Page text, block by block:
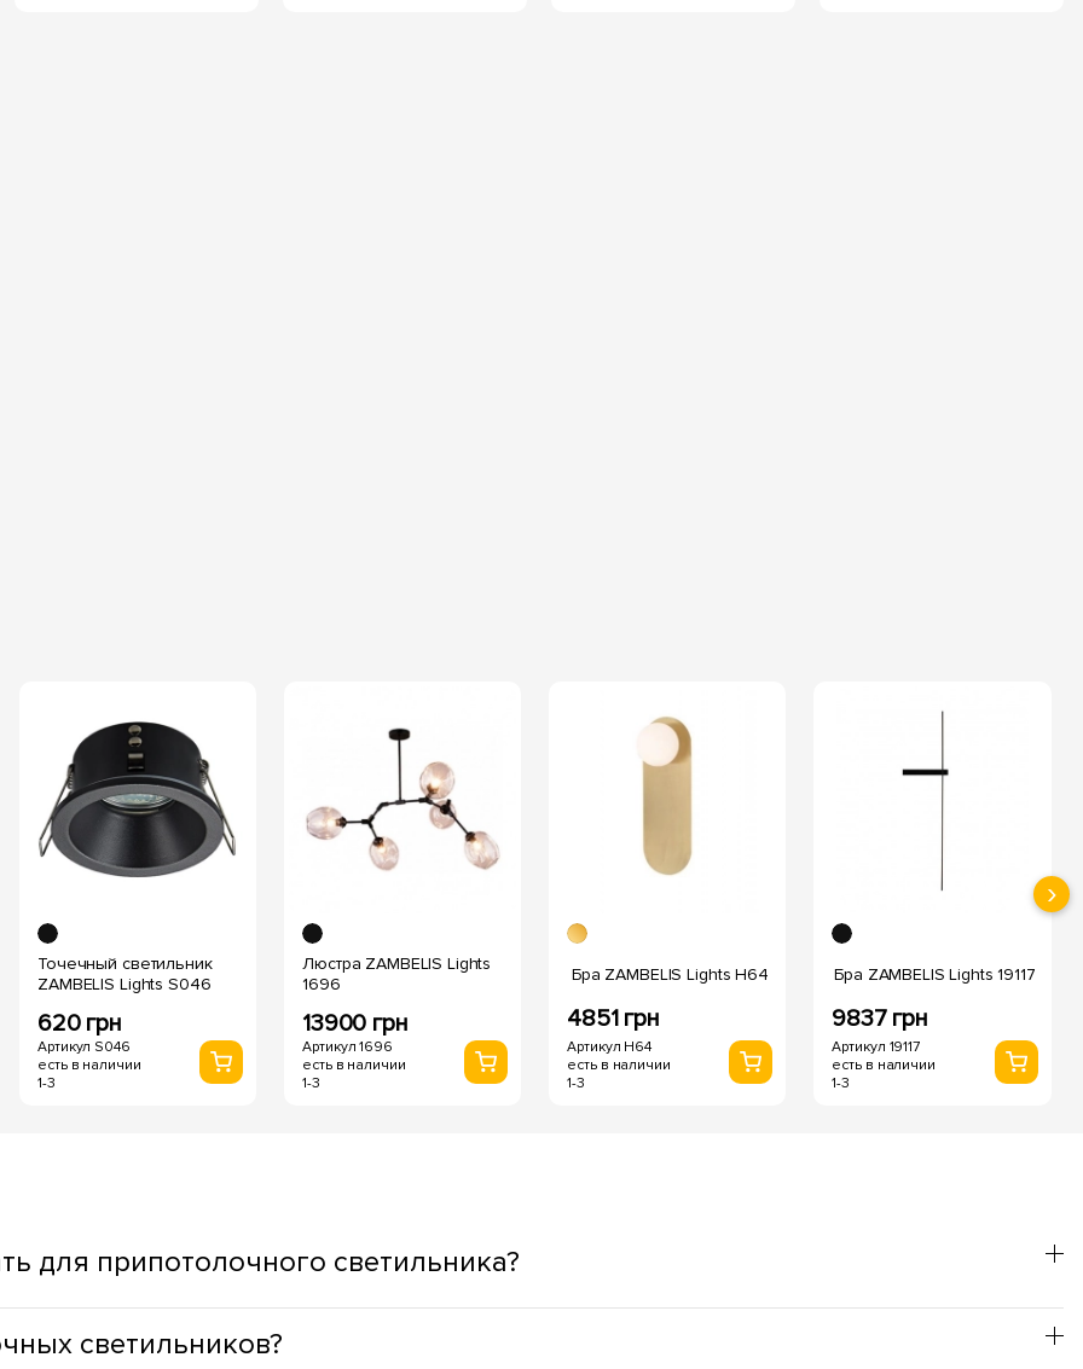
Точечный светильник
ZAMBELIS Lights S046
620 грн
Артикул S046
есть в наличии
1-3
Люстра ZAMBELIS Lights
1696
13900 грн
Артикул 1696
есть в наличии
1-3
Бра ZAMBELIS Lights H64
4851 грн
Артикул H64
есть в наличии
1-3
Бра ZAMBELIS Lights 19117
9837 грн
Артикул 19117
есть в наличии
1-3
›
для припотолочного светильника?
оттенок света, а для ступенек, окон, зеркал, зон приготовления пищи - нейтральный.
светильников?